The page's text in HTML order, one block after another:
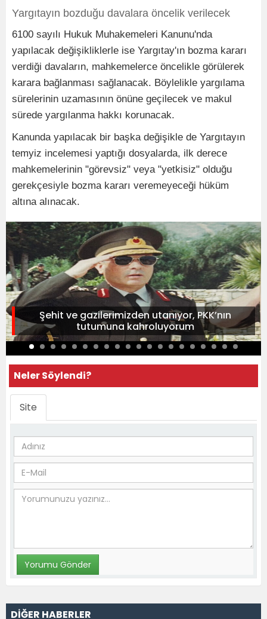
Yargıtayın bozduğu davalara öncelik verilecek
6100 sayılı Hukuk Muhakemeleri Kanunu'nda
yapılacak değişikliklerle ise Yargıtay'ın bozma kararı
verdiği davaların, mahkemelerce öncelikle görülerek
karara bağlanması sağlanacak. Böylelikle yargılama
sürelerinin uzamasının önüne geçilecek ve makul
sürede yargılanma hakkı korunacak.
Kanunda yapılacak bir başka değişikle de Yargıtayın
temyiz incelemesi yaptığı dosyalarda, ilk derece
mahkemelerinin "görevsiz" veya "yetkisiz" olduğu
gerekçesiyle bozma kararı veremeyeceği hüküm
altına alınacak.
Şehit ve gazilerimizden utanıyor, PKK’nın
tutumuna kahroluyorum
Neler Söylendi?
Site
DİĞER HABERLER